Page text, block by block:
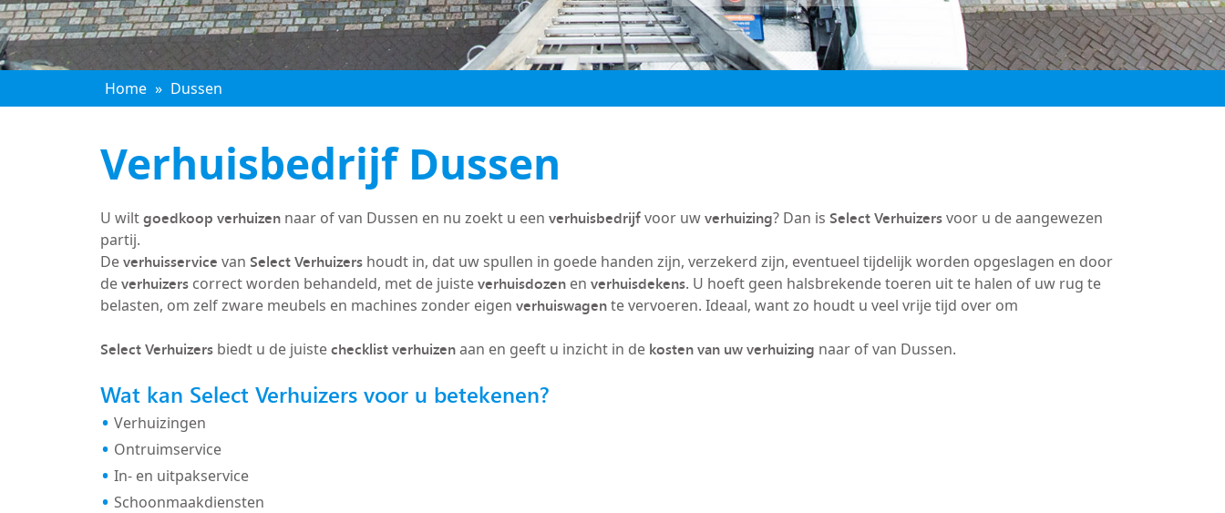
Home » Dussen
Verhuisbedrijf Dussen
U wiltgoedkoop verhuizennaar of van Dussen en nu zoekt u een verhuisbedrijfvoor uwverhuizing? Dan is Select Verhuizersvoor u de aangewezen
partij.
Deverhuisservice van Select Verhuizershoudt in, dat uw spullen in goede handen zijn, verzekerd zijn, eventueel tijdelijk worden opgeslagen en door
deverhuizerscorrect worden behandeld, met de juisteverhuisdozenen verhuisdekens. U hoeft geen halsbrekende toeren uit te halen of uw rug te
belasten, om zelf zware meubels en machines zonder eigen verhuiswagente vervoeren. Ideaal, want zo houdt u veel vrije tijd over om
Select Verhuizersbiedt u de juistechecklist verhuizenaan en geeft u inzicht in de kosten van uw verhuizing naar of van Dussen.
Wat kan Select Verhuizers voor u betekenen?
Verhuizingen
Ontruimservice
In- en uitpakservice
Schoonmaakdiensten